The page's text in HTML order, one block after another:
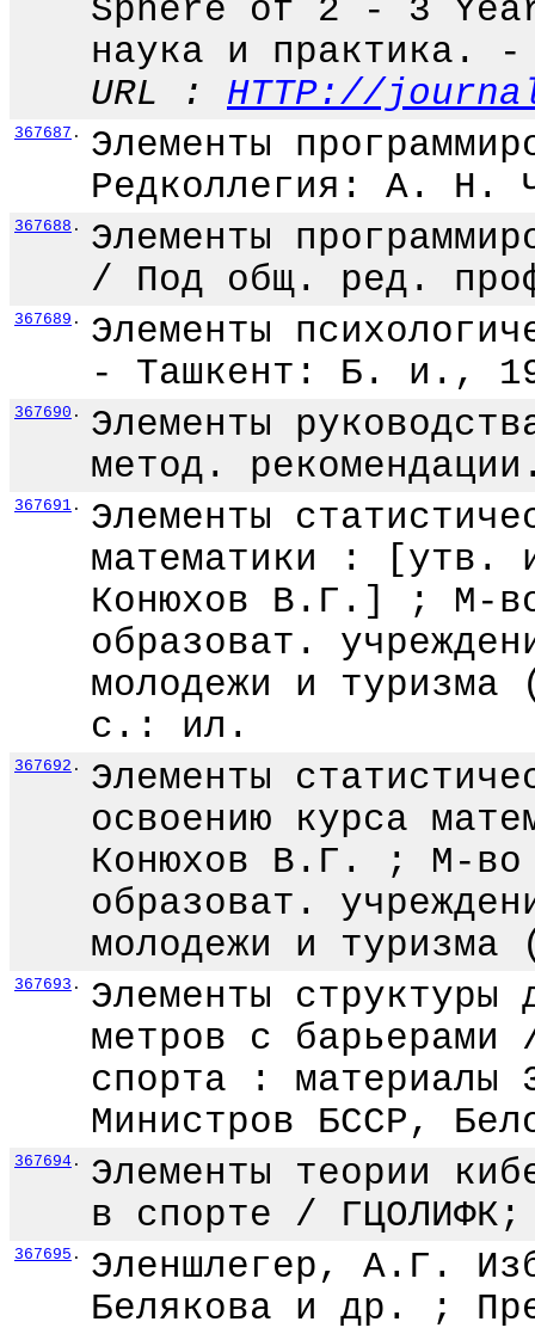
Sphere of 2 - 3
наука и
URL : HTTP://
367687 .
Элементы
Редколлегия: А.
367688 .
Элементы
/ Под общ. ред.
367689 .
Элементы
- Ташкент: Б. и.,
367690 .
Элементы
метод.
367691 .
Элементы
математики : [утв.
Конюхов В.Г.] ; М-
образоват.
молодежи и
с.: ил.
367692 .
Элементы
освоению курса
Конюхов В.Г. ; М-во
образоват.
молодежи и
367693 .
Элементы
метров с
спорта :
Министров БССР,
367694 .
Элементы теории
в спорте /
367695 .
Эленшлегер, А.Г.
Белякова и др. ;